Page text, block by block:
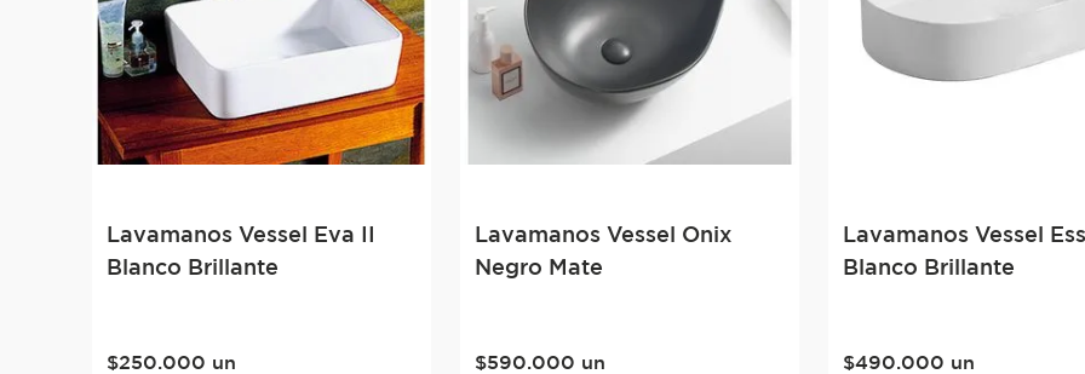
Lavamanos Vessel Eva II
Blanco Brillante
$250.000 un
Lavamanos Vessel Onix
Negro Mate
$590.000 un
Lavamanos Vessel
Blanco Brillante
$490.000 un